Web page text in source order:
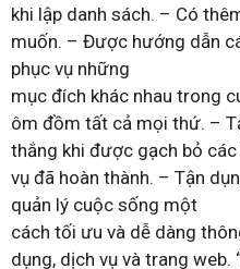
khi lập danh sách. – Có
muốn. – Được hướng dẫn
phục vụ những
mục đích khác nhau trong
ôm đồm tất cả mọi thứ. –
thắng khi được gạch bỏ các
vụ đã hoàn thành. – Tận
quản lý cuộc sống một
cách tối ưu và dễ dàng
dụng, dịch vụ và trang web.